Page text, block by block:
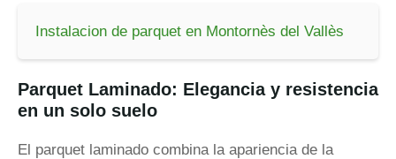
Instalacion de parquet en Montornès del Vallès
Parquet Laminado: Elegancia y resistencia
en un solo suelo
El parquet laminado combina la apariencia de la